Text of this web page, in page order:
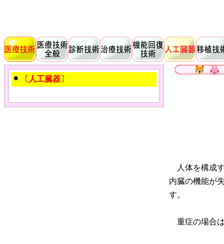
人体を構成
内臓の機能が
す。
重症の場合
〔人工臓器〕